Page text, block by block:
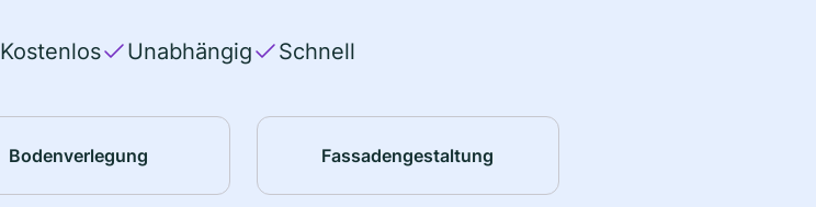
Kostenlos Unabhängig Schnell
Bodenverlegung Fassadengestaltung